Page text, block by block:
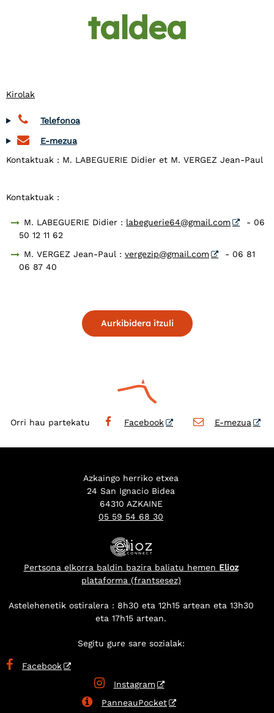
taldea
Kirolak
Telefonoa
E-mezua
Kontaktuak : M. LABEGUERIE Didier et M. VERGEZ Jean-Paul
Kontaktuak :
M. LABEGUERIE Didier : labeguerie64@gmail.com
- 06
50 12 11 62
M. VERGEZ Jean-Paul : vergezip@gmail.com
- 06 81
06 87 40
Aurkibidera itzuli
Orri hau partekatu Facebook E-mezua
Azkaingo herriko etxea
24 San Ignacio Bidea
64310 AZKAINE
05 59 54 68 30
Pertsona elkorra baldin bazira baliatu hemen Elioz
plataforma (frantsesez)
Astelehenetik ostiralera : 8h30 eta 12h15 artean eta 13h30
eta 17h15 artean.
Segitu gure sare sozialak:
 Facebook
 Instagram
 PanneauPocket